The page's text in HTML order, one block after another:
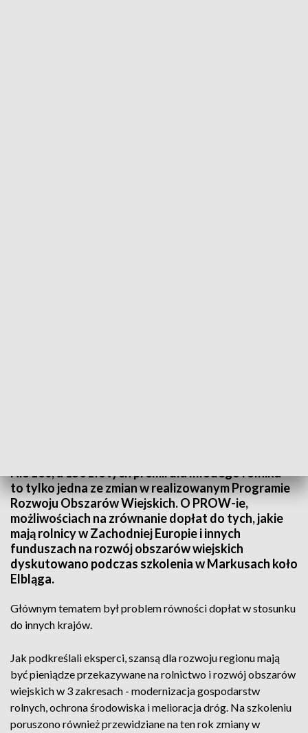
Nie 100, a 150 złotych premii dla młodego rolnika -
to tylko jedna ze zmian w realizowanym Programie
Rozwoju Obszarów Wiejskich. O PROW-ie,
możliwościach na zrównanie dopłat do tych, jakie
mają rolnicy w Zachodniej Europie i innych
funduszach na rozwój obszarów wiejskich
dyskutowano podczas szkolenia w Markusach koło
Elbląga.
Głównym tematem był problem równości dopłat w stosunku
do innych krajów.
Jak podkreślali eksperci, szansą dla rozwoju regionu mają
być pieniądze przekazywane na rolnictwo i rozwój obszarów
wiejskich w 3 zakresach - modernizacja gospodarstw
rolnych, ochrona środowiska i melioracja dróg. Na szkoleniu
poruszono również przewidziane na ten rok zmiany w